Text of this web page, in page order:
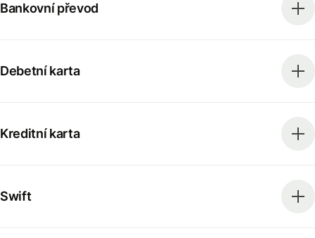
Bankovní převod
Debetní karta
Kreditní karta
Swift